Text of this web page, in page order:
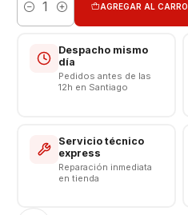
Carga, con el Cable USB
Longitud del cable: 100 cm
Color Negro
-----------------------------------
Cantidad
AGREGAR AL CARRO
Despacho mismo
día
Pedidos antes de las
12h en Santiago
Servicio técnico
express
Reparación inmediata
en tienda